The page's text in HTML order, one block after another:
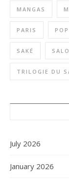
MANGAS
PARIS
SAKÉ
TRILOGIE DU
July 2026
January 2026